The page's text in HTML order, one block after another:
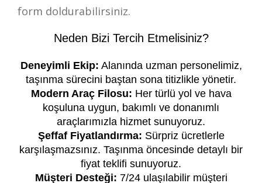
form doldurabilirsiniz.
Neden Bizi Tercih Etmelisiniz?
Deneyimli Ekip: Alanında uzman personelimiz,
taşınma sürecini baştan sona titizlikle yönetir.
Modern Araç Filosu: Her türlü yol ve hava
koşuluna uygun, bakımlı ve donanımlı
araçlarımızla hizmet sunuyoruz.
Şeffaf Fiyatlandırma: Sürpriz ücretlerle
karşılaşmazsınız. Taşınma öncesinde detaylı bir
fiyat teklifi sunuyoruz.
Müşteri Desteği: 7/24 ulaşılabilir müşteri